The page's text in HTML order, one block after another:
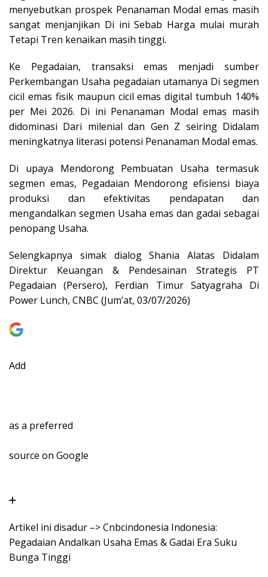
menyebutkan prospek Penanaman Modal emas masih
sangat menjanjikan Di ini Sebab Harga mulai murah
Tetapi Tren kenaikan masih tinggi.
Ke Pegadaian, transaksi emas menjadi sumber
Perkembangan Usaha pegadaian utamanya Di segmen
cicil emas fisik maupun cicil emas digital tumbuh 140%
per Mei 2026. Di ini Penanaman Modal emas masih
didominasi Dari milenial dan Gen Z seiring Didalam
meningkatnya literasi potensi Penanaman Modal emas.
Di upaya Mendorong Pembuatan Usaha termasuk
segmen emas, Pegadaian Mendorong efisiensi biaya
produksi dan efektivitas pendapatan dan
mengandalkan segmen Usaha emas dan gadai sebagai
penopang Usaha.
Selengkapnya simak dialog Shania Alatas Didalam
Direktur Keuangan & Pendesainan Strategis PT
Pegadaian (Persero), Ferdian Timur Satyagraha Di
Power Lunch, CNBC (Jum’at, 03/07/2026)
Add
as a preferred
source on Google
Artikel ini disadur –> Cnbcindonesia Indonesia:
Pegadaian Andalkan Usaha Emas & Gadai Era Suku
Bunga Tinggi